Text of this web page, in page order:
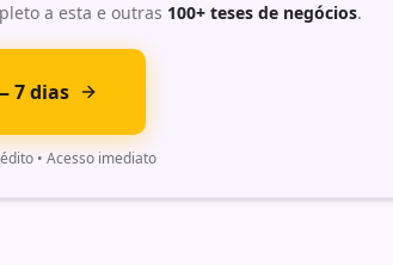
a esta e outras 100+ teses de negócios.
7 dias
• Acesso imediato